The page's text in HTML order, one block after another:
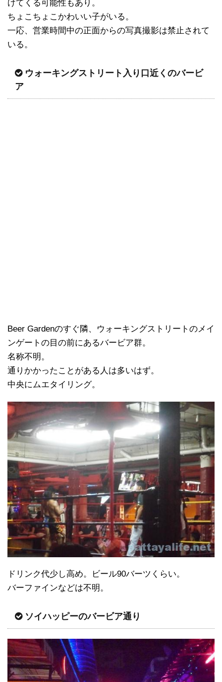
けてくる可能性もあり。
ちょこちょこかわいい子がいる。
一応、営業時間中の正面からの写真撮影は禁止されて
いる。
ウォーキングストリート入り口近くのバービ
ア
Beer Gardenのすぐ隣、ウォーキングストリートのメイ
ンゲートの目の前にあるバービア群。
名称不明。
通りかかったことがある人は多いはず。
中央にムエタイリング。
ドリンク代少し高め。ビール90バーツくらい。
バーファインなどは不明。
ソイハッピーのバービア通り